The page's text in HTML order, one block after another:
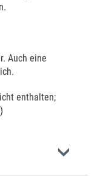
Auch eine
enthalten;